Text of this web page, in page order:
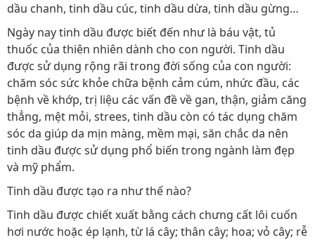
dầu chanh, tinh dầu cúc, tinh dầu dừa, tinh dầu gừng…
Ngày nay tinh dầu được biết đến như là báu vật, tủ
thuốc của thiên nhiên dành cho con người. Tinh dầu
được sử dụng rộng rãi trong đời sống của con người:
chăm sóc sức khỏe chữa bệnh cảm cúm, nhức đầu, các
bệnh về khớp, trị liệu các vấn đề về gan, thận, giảm căng
thẳng, mệt mỏi, strees, tinh dầu còn có tác dụng chăm
sóc da giúp da mịn màng, mềm mại, săn chắc da nên
tinh dầu được sử dụng phổ biến trong ngành làm đẹp
và mỹ phẩm.
Tinh dầu được tạo ra như thế nào?
Tinh dầu được chiết xuất bằng cách chưng cất lôi cuốn
hơi nước hoặc ép lạnh, từ lá cây; thân cây; hoa; vỏ cây; rễ